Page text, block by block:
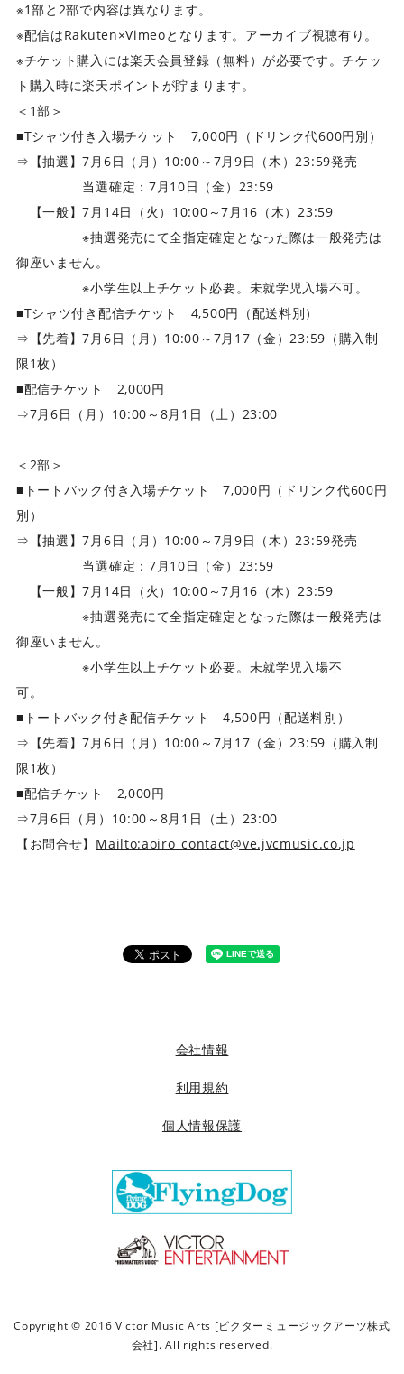
※1部と2部で内容は異なります。
※配信はRakuten×Vimeoとなります。アーカイブ視聴有り。
※チケット購入には楽天会員登録（無料）が必要です。チケッ
ト購入時に楽天ポイントが貯まります。
＜1部＞
■Tシャツ付き入場チケット 7,000円（ドリンク代600円別）
⇒【抽選】7月6日（月）10:00～7月9日（木）23:59発売
当選確定：7月10日（金）23:59
【一般】7月14日（火）10:00～7月16（木）23:59
※抽選発売にて全指定確定となった際は一般発売は
御座いません。
※小学生以上チケット必要。未就学児入場不可。
■Tシャツ付き配信チケット 4,500円（配送料別）
⇒【先着】7月6日（月）10:00～7月17（金）23:59（購入制
限1枚）
■配信チケット 2,000円
⇒7月6日（月）10:00～8月1日（土）23:00
＜2部＞
■トートバック付き入場チケット 7,000円（ドリンク代600円
別）
⇒【抽選】7月6日（月）10:00～7月9日（木）23:59発売
当選確定：7月10日（金）23:59
【一般】7月14日（火）10:00～7月16（木）23:59
※抽選発売にて全指定確定となった際は一般発売は
御座いません。
※小学生以上チケット必要。未就学児入場不
可。
■トートバック付き配信チケット 4,500円（配送料別）
⇒【先着】7月6日（月）10:00～7月17（金）23:59（購入制
限1枚）
■配信チケット 2,000円
⇒7月6日（月）10:00～8月1日（土）23:00
【お問合せ】 Mailto:aoiro_contact@ve.jvcmusic.co.jp
会社情報
利用規約
個人情報保護
Copyright © 2016 Victor Music Arts [ビクターミュージックアーツ株式
会社]. All rights reserved.